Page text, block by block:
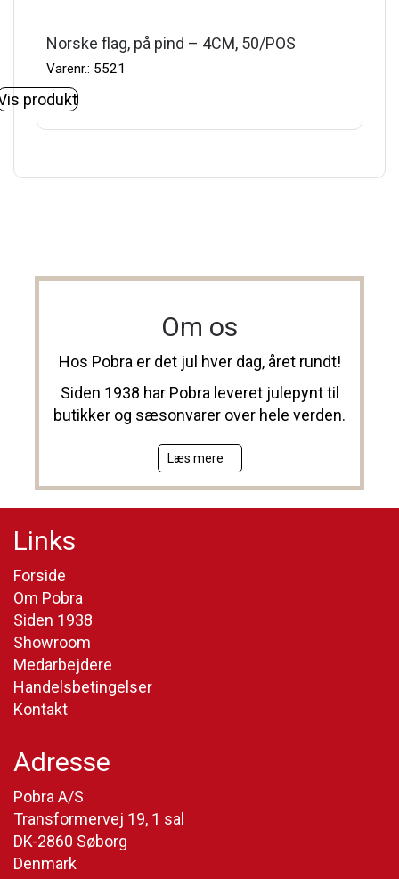
Norske flag, på pind – 4CM, 50/POS
Varenr.: 5521
produkt
Om os
Hos Pobra er det jul hver dag, året rundt!
Siden 1938 har Pobra leveret julepynt til
butikker og sæsonvarer over hele verden.
Læs mere
Links
Forside
Om Pobra
Siden 1938
Showroom
Medarbejdere
Handelsbetingelser
Kontakt
Adresse
Pobra A/S
Transformervej 19, 1 sal
DK-2860 Søborg
Denmark